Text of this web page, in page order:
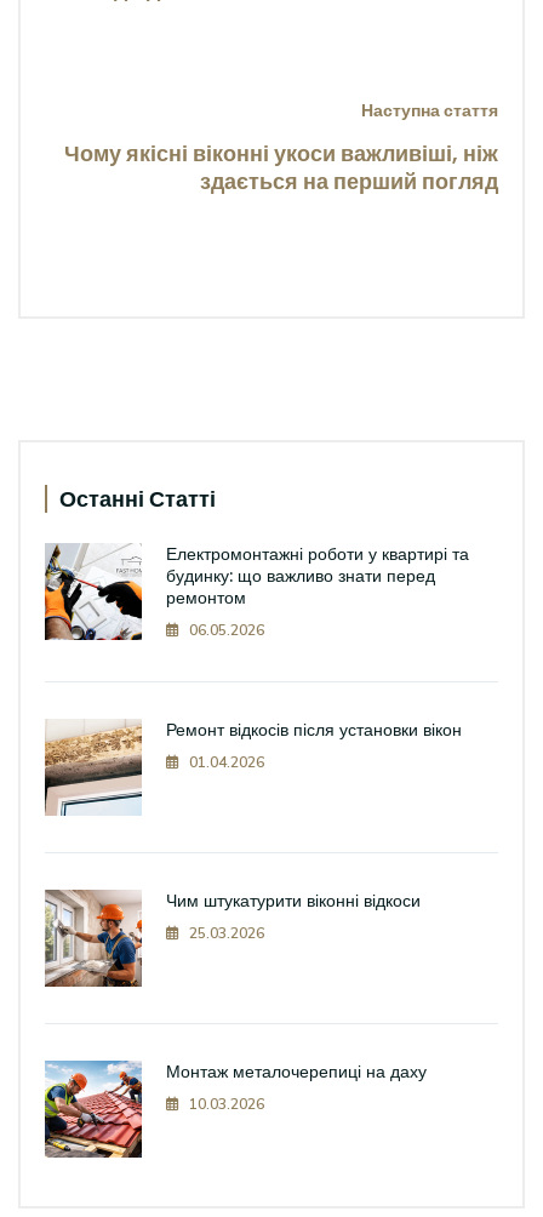
Наступна стаття
Чому якісні віконні укоси важливіші, ніж
здається на перший погляд
Останні Статті
Електромонтажні роботи у квартирі та
будинку: що важливо знати перед
ремонтом
06.05.2026
Ремонт відкосів після установки вікон
01.04.2026
Чим штукатурити віконні відкоси
25.03.2026
Монтаж металочерепиці на даху
10.03.2026